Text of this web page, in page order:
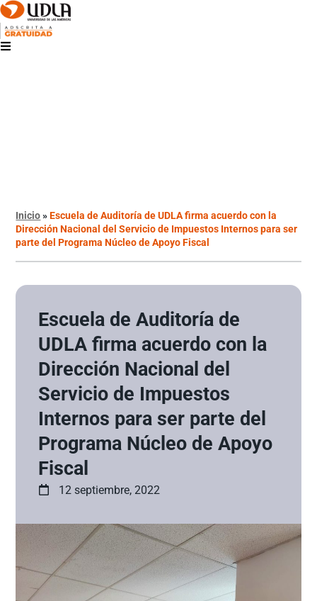
Inicio»Escuela de Auditoría de UDLA firma acuerdo con la
Dirección Nacional del Servicio de Impuestos Internos para ser
parte del Programa Núcleo de Apoyo Fiscal
Escuela de Auditoría de
UDLA firma acuerdo con la
Dirección Nacional del
Servicio de Impuestos
Internos para ser parte del
Programa Núcleo de Apoyo
Fiscal
12 septiembre, 2022